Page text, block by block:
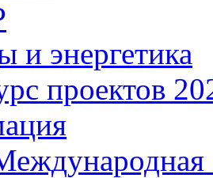
и энергетика
проектов